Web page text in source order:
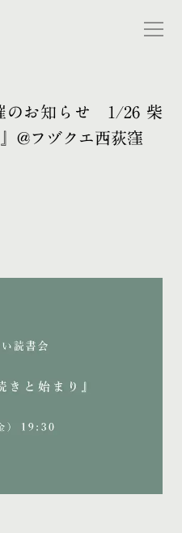
のお知らせ 1/26 柴
@フヅクエ西荻窪